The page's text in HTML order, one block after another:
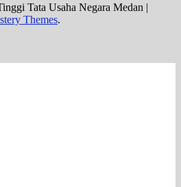
Tata Usaha Negara Medan |
Themes.